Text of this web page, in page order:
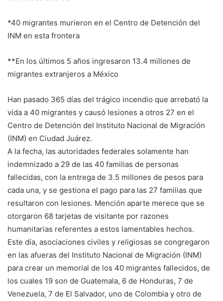
*40 migrantes murieron en el Centro de Detención del
INM en esta frontera
**En los últimos 5 años ingresaron 13.4 millones de
migrantes extranjeros a México
Han pasado 365 días del trágico incendio que arrebató la
vida a 40 migrantes y causó lesiones a otros 27 en el
Centro de Detención del Instituto Nacional de Migración
(INM) en Ciudad Juárez.
A la fecha, las autoridades federales solamente han
indemnizado a 29 de las 40 familias de personas
fallecidas, con la entrega de 3.5 millones de pesos para
cada una, y se gestiona el pago para las 27 familias que
resultaron con lesiones. Mención aparte merece que se
otorgaron 68 tarjetas de visitante por razones
humanitarias referentes a estos lamentables hechos.
Este día, asociaciones civiles y religiosas se congregaron
en las afueras del Instituto Nacional de Migración (INM)
para crear un memorial de los 40 migrantes fallecidos, de
los cuales 19 son de Guatemala, 6 de Honduras, 7 de
Venezuela, 7 de El Salvador, uno de Colombia y otro de